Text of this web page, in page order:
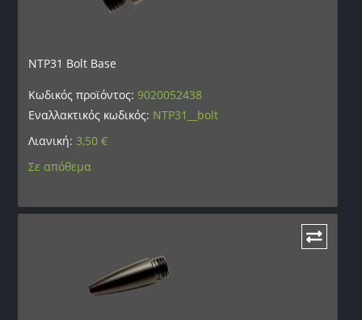
NTP31 Bolt Base
Κωδικός προϊόντος:9020052438
Εναλλακτικός κωδικός: NTP31__bolt
Λιανική: 3,50€
Σε απόθεμα